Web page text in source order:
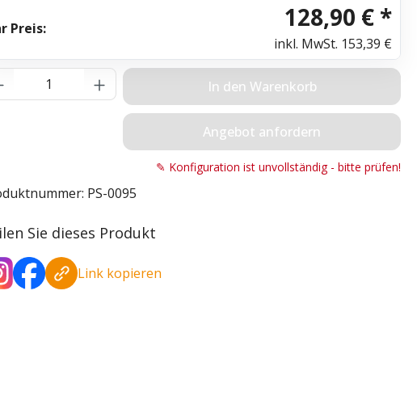
Preis: 128,90 € *
inkl. MwSt. 153,39 €
Anzahl: Gib den gewünschten Wert
In den Warenkorb
Angebot anfordern
✎ Konfiguration ist unvollständig - bitte prüfen!
PS-0095
Sie dieses Produkt
Link kopieren